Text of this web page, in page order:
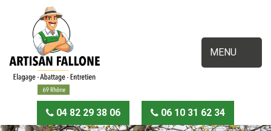
MENU
04 82 29 38 06 06 10 31 62 34